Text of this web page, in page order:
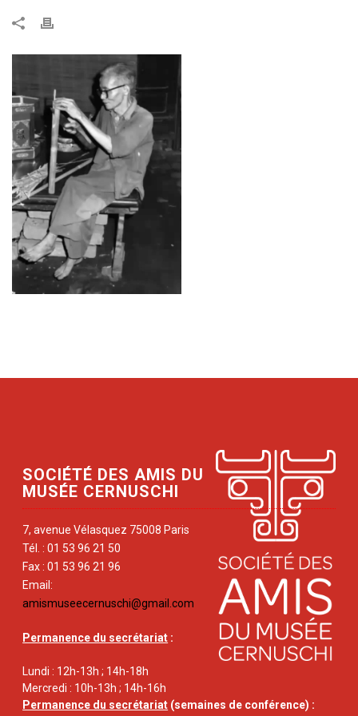
SOCIÉTÉ DES AMIS DU
MUSÉE CERNUSCHI
7, avenue Vélasquez 75008 Paris
Tél. : 01 53 96 21 50
Fax : 01 53 96 21 96
Email:
amismuseecernuschi@gmail.com
Permanence du secrétariat :
Lundi : 12h-13h ; 14h-18h
Mercredi : 10h-13h ; 14h-16h
Permanence du secrétariat (semaines de conférence) :